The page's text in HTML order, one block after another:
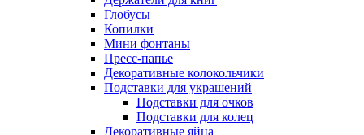
Глобусы
Копилки
Мини фонтаны
Пресс-папье
Декоративные колокольчики
Подставки для украшений
Подставки для очков
Подставки для колец
Декоративные яйца